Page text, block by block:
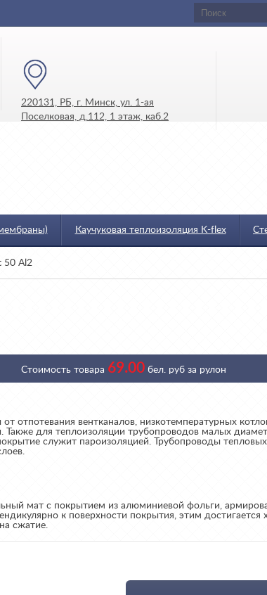
220131, РБ, г. Минск, ул. 1-ая
Поселковая, д.112, 1 этаж, каб.2
Каучуковая теплоизоляция K-flex
50 Al2
Стоимость товара 69.00 бел. руб за рулон
отпотевания вентканалов, низкотемпературных
Также для теплоизоляции трубопроводов малых
служит пароизоляцией. Трубопроводы
мат с покрытием из алюминиевой фольги,
к поверхности покрытия, этим достигается
сжатие.